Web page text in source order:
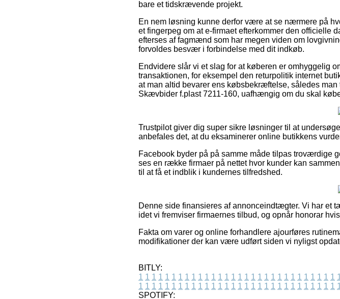
bare et tidskrævende projekt.
En nem løsning kunne derfor være at se nærmere på
et fingerpeg om at e-firmaet efterkommer den officielle
efterses af fagmænd som har megen viden om
forvoldes besvær i forbindelse med dit indkøb.
Endvidere slår vi et slag for at køberen er omhyggelig
transaktionen, for eksempel den returpolitik internet
at man altid bevarer ens købsbekræftelse, således
Skævbider f.plast 7211-160, uafhængig om du skal
Trustpilot giver dig super sikre løsninger til at
anbefales det, at du eksaminerer online butikkens
Facebook byder på på samme måde tilpas troværdige
ses en række firmaer på nettet hvor kunder kan
til at få et indblik i kundernes tilfredshed.
Denne side finansieres af annonceindtægter. Vi har et
idet vi fremviser firmaernes tilbud, og opnår honorar
Fakta om varer og online forhandlere ajourføres
modifikationer der kan være udført siden vi nyligst
BITLY:
1 1 1 1 1 1 1 1 1 1 1 1 1 1 1 1 1 1 1 1 1 1 1 1 1 1 1 1 1 1
1 1 1 1 1 1 1 1 1 1 1 1 1 1 1 1 1 1 1 1 1 1 1 1 1 1 1 1 1 1
SPOTIFY: